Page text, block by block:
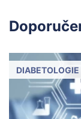
DIABETOLOGIE